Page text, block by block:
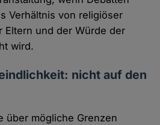
Verhältnis von religiöser
Eltern und der Würde der
wird.
nicht auf den
über mögliche Grenzen